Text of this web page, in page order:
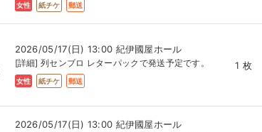
女性 紙チケ 郵送
2026/05/17(日) 13:00 紀伊國屋ホール
[詳細] 列センブロ レターパックで発送予定です。
女性 紙チケ 郵送
1 枚
2026/05/17(日) 13:00 紀伊國屋ホール